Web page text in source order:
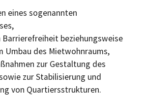
eines sogenannten
beziehungsweise
Umbau des Mietwohnraums,
zur Gestaltung des
zur Stabilisierung und
von Quartiersstrukturen.